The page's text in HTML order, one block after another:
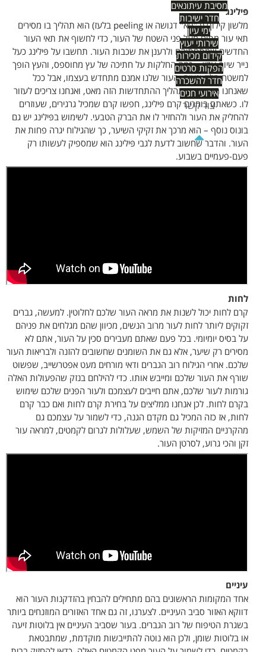
מסיבת עיתונאים
חדר ישיבות
ימי עיון
שירותי יעוץ
קידום מכירות
הפקות סרטים
חדר להשכרה
אירועי חגים
צור קשר
פּילינג
מלשון קילוף (ב"פּא" דגושה או peeling בלעז) הוא תהליך בו מסירים
תאי עור מתים מעל פני השטח של העור, כדי לחשוף את תאי העור
החדשים שמתחתיהם ולרענן את שכבות העור. תחשבו על פּילינג כעל
נייר שיוף עדין – כמה החלקות על חתיכה של עץ מחוספס, והעץ הופך
למשטח חלק ונעים. העור שלנו אמנם מתחדש בעצמו, אבל ככל
שאנחנו מתבגרים, תהליך ההתחדשות הזה מאט, ואנחנו צריכים לעזור
לו. כשאתם בוחרים קרם פּילינג, חפשו קרם שמכיל גרגירים, שעוזרים
להחליק את העור ולהחזיר לו את הברק הטבעי. לשימוש בפּילינג יש גם
בונוס נוסף – הוא מרכך את זקיקי השיער, כך שהגילוח יגרה פחות את
העור. והדבר שחשוב לדעת לגבי פּילינג הוא שמספיק לעשותו רק
פעם-פעמיים בשבוע.
לחות
קרם לחות יכול לשנות את מראה העור שלכם לחלוטין. למעשה, גברים
זקוקים ליותר לחות לעור מרוב הנשים, מכיוון שהם מגלחים את פניהם
על בסיס יומיומי. בכל פעם שאתם מעבירים סכין על העור, אתם לא
מסירים רק שיער, אלא גם את השומנים שחשובים להזנה ולבריאות העור
שלכם. אחרי הגילוח רוב הגברים ודאי מורחים מעט אפטרשייב, שפשוט
שורף את העור שלכם ומייבש אותו. כדי להילחם בנזק שהפעולות האלה
גורמות לעור שלכם, אתם חייבים לעצמכם ולעור הפנים שלכם שימוש
בקרם לחות. לכן אנחנו ממליצים על בחירת קרם לחות ואם כבר קרם
לחות, אז כזה המכיל גם מקדם הגנה, כדי לשמור על עצמכם גם
מהקרניים המזיקות של השמש, שעלולות לגרום לקמטים, למראה עור
זקן והכי גרוע, לסרטן העור.
עיניים
אחד המקומות הראשונים בהם מתחילים להבחין בהזדקנות העור הוא
דווקא האזור סביב העיניים. לצערנו, זה גם אחד האזורים המוזנחים ביותר
בשגרת הטיפוח של רוב הגברים. בעור שסביב העיניים אין בלוטות זיעה
או בלוטות שומן, ולכן הוא נוטה להתייבשות מוקדמת, שמתבטאת